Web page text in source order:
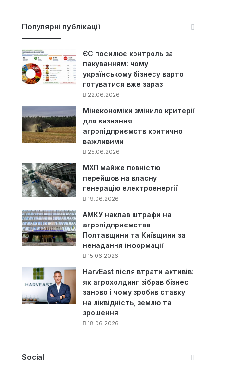
Популярні публікації
ЄС посилює контроль за
пакуванням: чому
українському бізнесу варто
готуватися вже зараз
22.06.2026
Мінекономіки змінило критерії
для визнання
агропідприємств критично
важливими
25.06.2026
МХП майже повністю
перейшов на власну
генерацію електроенергії
19.06.2026
АМКУ наклав штрафи на
агропідприємства
Полтавщини та Київщини за
ненадання інформації
15.06.2026
HarvEast після втрати активів:
як агрохолдинг зібрав бізнес
заново і чому зробив ставку
на ліквідність, землю та
зрошення
18.06.2026
Social